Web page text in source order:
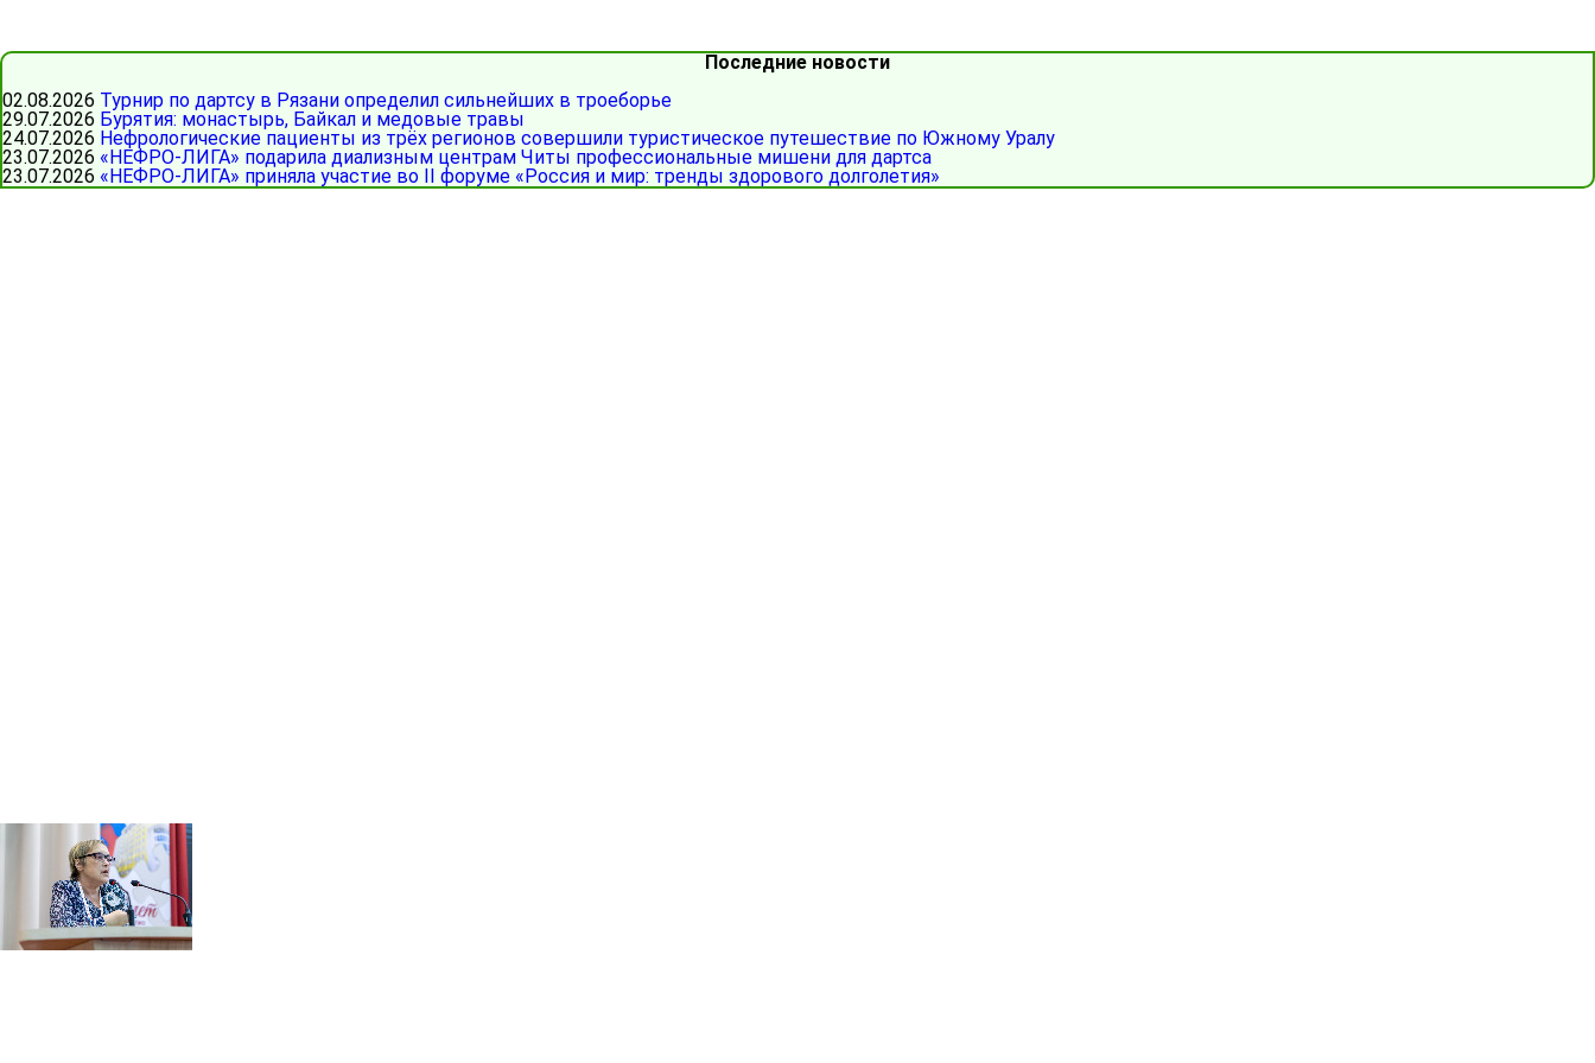
Последние новости
02.08.2026 Турнир по дартсу в Рязани определил сильнейших в троеборье
29.07.2026 Бурятия: монастырь, Байкал и медовые травы
24.07.2026 Нефрологические пациенты из трёх регионов совершили туристическое путешествие по Южному Уралу
23.07.2026 «НЕФРО-ЛИГА» подарила диализным центрам Читы профессиональные мишени для дартса
23.07.2026 «НЕФРО-ЛИГА» приняла участие во II форуме «Россия и мир: тренды здорового долголетия»